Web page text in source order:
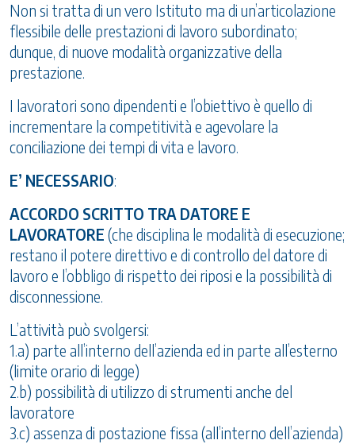
Non si tratta di un vero Istituto ma di un’articolazione
flessibile delle prestazioni di lavoro subordinato;
dunque, di nuove modalità organizzative della
prestazione.
I lavoratori sono dipendenti e l’obiettivo è quello di
incrementare la competitività e agevolare la
conciliazione dei tempi di vita e lavoro.
E’ NECESSARIO:
ACCORDO SCRITTO TRA DATORE E
LAVORATORE (che disciplina le modalità di esecuzione;
restano il potere direttivo e di controllo del datore di
lavoro e l’obbligo di rispetto dei riposi e la possibilità di
disconnessione.
L’attività può svolgersi:
1.a) parte all’interno dell’azienda ed in parte all’esterno
(limite orario di legge)
2.b) possibilità di utilizzo di strumenti anche del
lavoratore
3.c) assenza di postazione fissa (all’interno dell’azienda)